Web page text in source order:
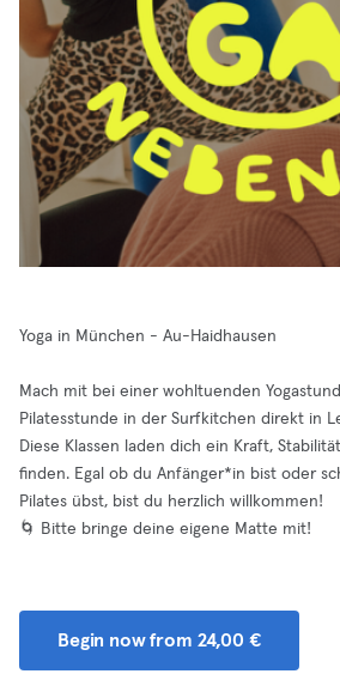
Yoga in München - Au-Haidhausen
Mach mit bei einer wohltuenden
Pilatesstunde in der Surfkitchen direkt in
Diese Klassen laden dich ein Kraft,
finden. Egal ob du Anfänger*in bist oder
Pilates übst, bist du herzlich willkommen!
🌀 Bitte bringe deine eigene Matte mit!
Begin now from 24,00 €